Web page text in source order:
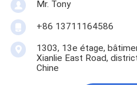
Mr. Tony
+86 13711164586
1303, 13e étage,
Xianlie East Road,
Chine